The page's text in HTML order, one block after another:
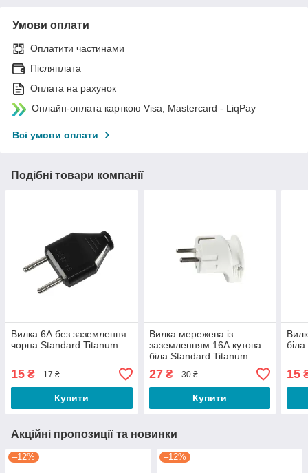
Умови оплати
Оплатити частинами
Післяплата
Оплата на рахунок
Онлайн-оплата карткою Visa, Mastercard - LiqPay
Всі умови оплати
Подібні товари компанії
Вилка 6А без заземлення
чорна Standard Titanum
15 ₴ 17 ₴
Купити
Вилка мережева із
заземленням 16А кутова
біла Standard Titanum
27₴ 30 ₴
Купити
15
Акційні пропозиції та новинки
–12% –12%